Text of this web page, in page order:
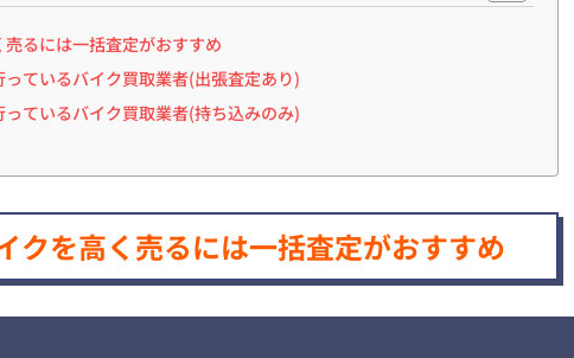
るには一括査定がおすすめ
ているバイク買取業者(出張査定あり)
ているバイク買取業者(持ち込みのみ)
クを高く売るには一括査定がおすすめ